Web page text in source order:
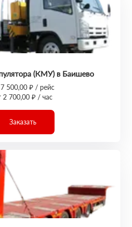
(КМУ) в Баишево
500,00 ₽ / рейс
2 700,00 ₽ / час
Заказать